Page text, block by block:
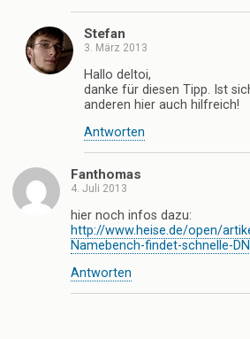
Stefan
3. März 2013
Hallo deltoi,
danke für diesen Tipp. Ist
anderen hier auch hilfreich!
Antworten
Fanthomas
4. Juli 2013
hier noch infos dazu:
http://www.heise.de/open/
Namebench-findet-schnelle-
Antworten